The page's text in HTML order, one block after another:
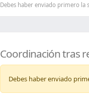
Debes haber enviado primero la
Coordinación tras
Debes haber enviado